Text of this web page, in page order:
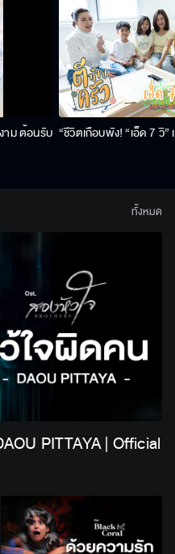
าม ต้อนรับ “ชีวิตเกือบพัง! “เอ็ด 7 วิ
PITTAYA | Official
ทั้งหมด